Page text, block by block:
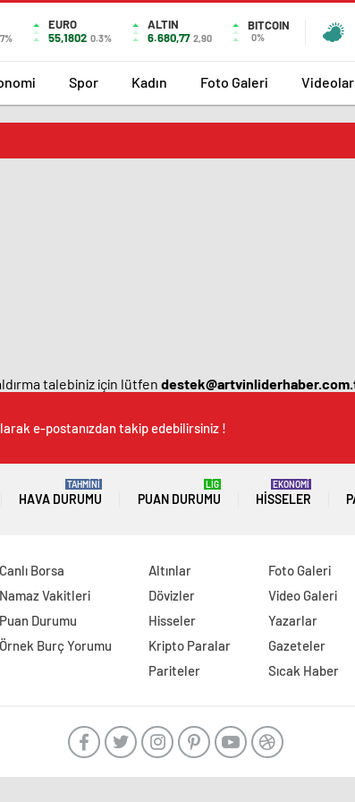
EURO
55,1802 0.3%
ALTIN
6.680,77 2,90
BITCOIN
0%
Spor Kadın Foto Galeri Videolar
talebiniz için lütfen
e-postanızdan takip edebilirsiniz !
HAVA DURUMU
TAHMİNİ
PUAN DURUMU
LİG
HISSELER
EKONOMİ
Canlı Borsa
Namaz Vakitleri
Puan Durumu
Örnek Burç Yorumu
Altınlar
Dövizler
Hisseler
Kripto Paralar
Pariteler
Foto Galeri
Video Galeri
Yazarlar
Gazeteler
Sıcak Haber